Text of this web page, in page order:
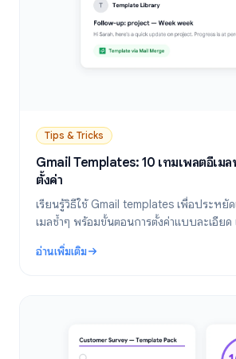
Tips & Tricks
Gmail Templates: 10 เทมเพลตอีเมล
ตั้งค่า
เรียนรู้วิธีใช้ Gmail templates เพื่อประหยัด
เมลซ้ำๆ พร้อมขั้นตอนการตั้งค่าแบบละเอียด
อ่านเพิ่มเติม
: Gmail Templates: 10 เทมเพลตอีเมลพร้อ